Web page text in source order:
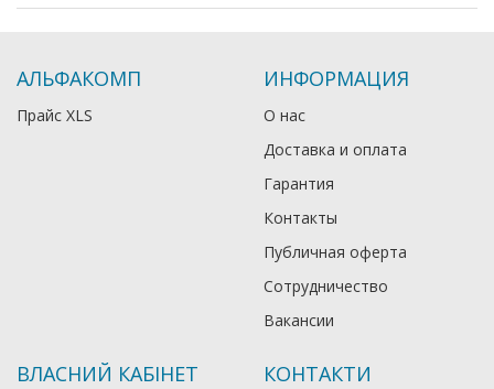
АЛЬФАКОМП
Прайс XLS
ИНФОРМАЦИЯ
О нас
Доставка и оплата
Гарантия
Контакты
Публичная оферта
Сотрудничество
Вакансии
ВЛАСНИЙ КАБІНЕТ КОНТАКТИ